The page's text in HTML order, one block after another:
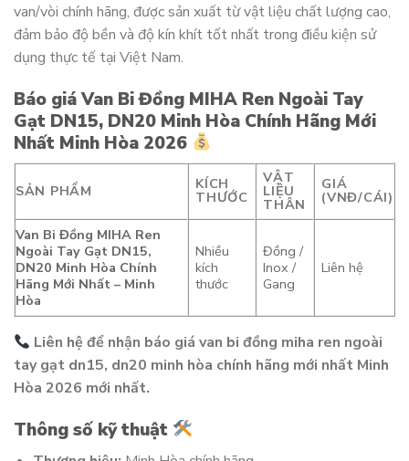
van/vòi chính hãng, được sản xuất từ vật liệu chất lượng cao,
đảm bảo độ bền và độ kín khít tốt nhất trong điều kiện sử
dụng thực tế tại Việt Nam.
Báo giá Van Bi Đồng MIHA Ren Ngoài Tay
Gạt DN15, DN20 Minh Hòa Chính Hãng Mới
Nhất Minh Hòa 2026
SẢN PHẨM KÍCH
THƯỚC
VẬT
LIỆU
THÂN
GIÁ
(VNĐ/CÁI)
Van Bi Đồng MIHA Ren
Ngoài Tay Gạt DN15,
DN20 Minh Hòa Chính
Hãng Mới Nhất – Minh
Hòa
Nhiều
kích
thước
Đồng /
Inox /
Gang
Liên hệ
Liên hệ để nhận báo giá van bi đồng miha ren ngoài
tay gạt dn15, dn20 minh hòa chính hãng mới nhất Minh
Hòa 2026 mới nhất.
Thông số kỹ thuật